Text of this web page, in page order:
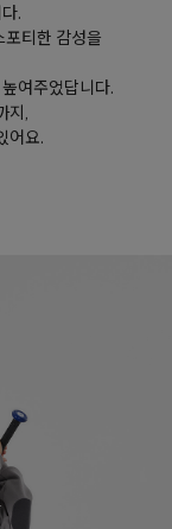
.
포티한 감성을
여주었답니다.
지,
어요.